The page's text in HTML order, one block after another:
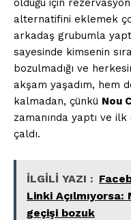
olduğu için rezervasyon
alternatifini eklemek
arkadaş grubumla
sayesinde kimsenin
bozulmadığı ve
akşam yaşadım, hem
kalmadan, çünkü Nou
zamanında yaptı ve ilk
çaldı.
İLGİLİ YAZI :
Linki
geçişi bozuk